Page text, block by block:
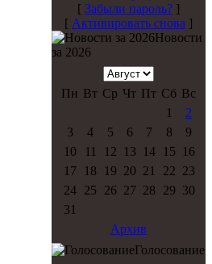
[ Забыли пароль? ]
[ Активировать снова ]
Новости
за 2026
Пн Вт Ср Чт Пт Сб Вс
1
2
3
4 5 6 7 8
9
10
11 12 13 14 15
16
17
18 19 20 21 22 23
24
25 26 27 28 29 30
31
Архив
Голосование